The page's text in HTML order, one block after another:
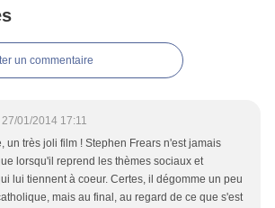
un commentaire
27/01/2014 17:11
un très joli film ! Stephen Frears n'est jamais
lorsqu'il reprend les thèmes sociaux et
lui tiennent à coeur. Certes, il dégomme un peu
mais au final, au regard de ce que s'est